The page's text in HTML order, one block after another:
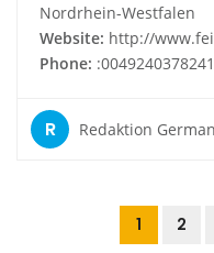
Nordrhein-Westfalen
Website: http://
Phone:
R Redaktion
1 2